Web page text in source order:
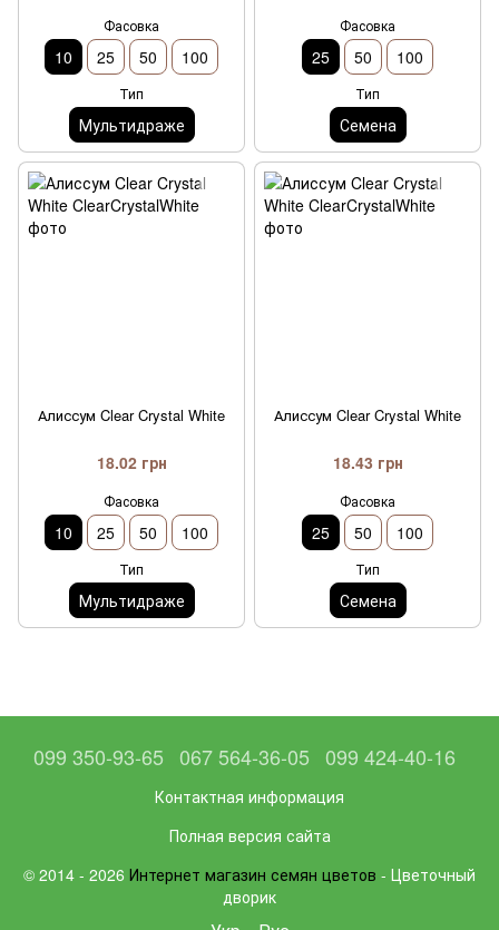
Фасовка
10 25 50 100
Тип
Мультидраже
Фасовка
25 50 100
Тип
Семена
Алиссум Clear Crystal White
18.02 грн
Фасовка
10 25 50 100
Тип
Мультидраже
Алиссум Clear Crystal White
18.43 грн
Фасовка
25 50 100
Тип
Семена
099 350-93-65 067 564-36-05 099 424-40-16
Контактная информация
Полная версия сайта
© 2014 - 2026 Интернет магазин семян цветов - Цветочный
дворик